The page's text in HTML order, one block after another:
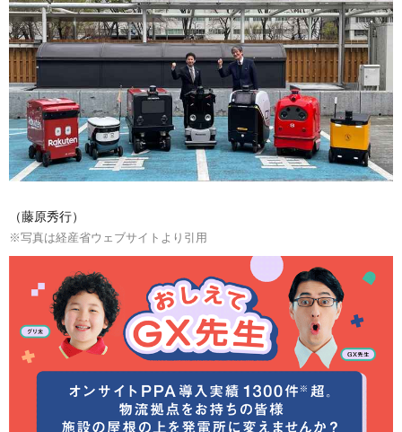
（藤原秀行）
※写真は経産省ウェブサイトより引用